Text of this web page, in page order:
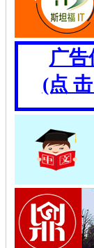
广告
(点